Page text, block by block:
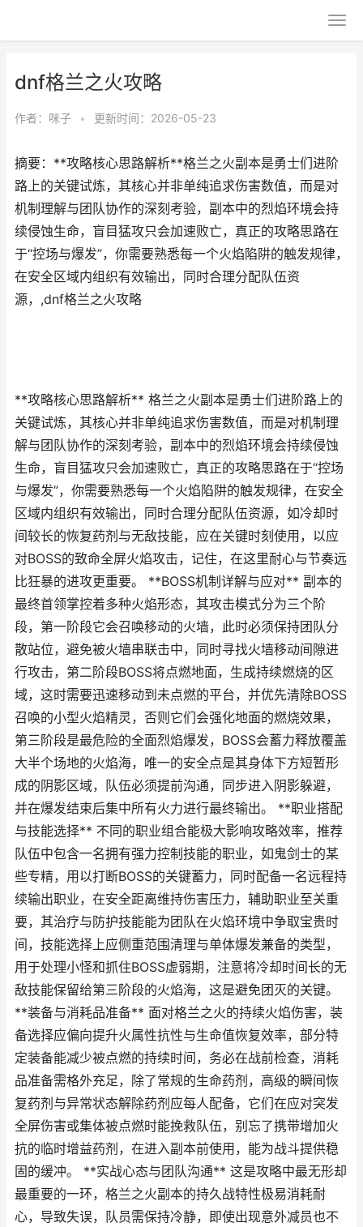
dnf格兰之火攻略
作者： 咪子 • 更新时间：2026-05-23
摘要：**攻略核心思路解析**格兰之火副本是勇士们进阶
路上的关键试炼，其核心并非单纯追求伤害数值，而是对
机制理解与团队协作的深刻考验，副本中的烈焰环境会持
续侵蚀生命，盲目猛攻只会加速败亡，真正的攻略思路在
于“控场与爆发”，你需要熟悉每一个火焰陷阱的触发规律，
在安全区域内组织有效输出，同时合理分配队伍资
源，,dnf格兰之火攻略
**攻略核心思路解析** 格兰之火副本是勇士们进阶路上的
关键试炼，其核心并非单纯追求伤害数值，而是对机制理
解与团队协作的深刻考验，副本中的烈焰环境会持续侵蚀
生命，盲目猛攻只会加速败亡，真正的攻略思路在于“控场
与爆发”，你需要熟悉每一个火焰陷阱的触发规律，在安全
区域内组织有效输出，同时合理分配队伍资源，如冷却时
间较长的恢复药剂与无敌技能，应在关键时刻使用，以应
对BOSS的致命全屏火焰攻击，记住，在这里耐心与节奏远
比狂暴的进攻更重要。 **BOSS机制详解与应对** 副本的
最终首领掌控着多种火焰形态，其攻击模式分为三个阶
段，第一阶段它会召唤移动的火墙，此时必须保持团队分
散站位，避免被火墙串联击中，同时寻找火墙移动间隙进
行攻击，第二阶段BOSS将点燃地面，生成持续燃烧的区
域，这时需要迅速移动到未点燃的平台，并优先清除BOSS
召唤的小型火焰精灵，否则它们会强化地面的燃烧效果，
第三阶段是最危险的全面烈焰爆发，BOSS会蓄力释放覆盖
大半个场地的火焰海，唯一的安全点是其身体下方短暂形
成的阴影区域，队伍必须提前沟通，同步进入阴影躲避，
并在爆发结束后集中所有火力进行最终输出。 **职业搭配
与技能选择** 不同的职业组合能极大影响攻略效率，推荐
队伍中包含一名拥有强力控制技能的职业，如鬼剑士的某
些专精，用以打断BOSS的关键蓄力，同时配备一名远程持
续输出职业，在安全距离维持伤害压力，辅助职业至关重
要，其治疗与防护技能能为团队在火焰环境中争取宝贵时
间，技能选择上应侧重范围清理与单体爆发兼备的类型，
用于处理小怪和抓住BOSS虚弱期，注意将冷却时间长的无
敌技能保留给第三阶段的火焰海，这是避免团灭的关键。
**装备与消耗品准备** 面对格兰之火的持续火焰伤害，装
备选择应偏向提升火属性抗性与生命值恢复效率，部分特
定装备能减少被点燃的持续时间，务必在战前检查，消耗
品准备需格外充足，除了常规的生命药剂，高级的瞬间恢
复药剂与异常状态解除药剂应每人配备，它们在应对突发
全屏伤害或集体被点燃时能挽救队伍，别忘了携带增加火
抗的临时增益药剂，在进入副本前使用，能为战斗提供稳
固的缓冲。 **实战心态与团队沟通** 这是攻略中最无形却
最重要的一环，格兰之火副本的持久战特性极易消耗耐
心，导致失误，队员需保持冷静，即使出现意外减员也不